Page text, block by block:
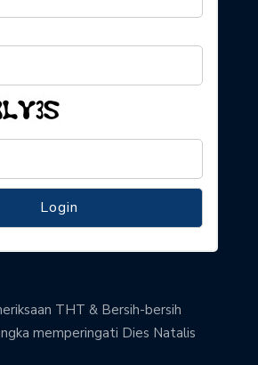
THT & Bersih-bersih
memperingati Dies Natalis